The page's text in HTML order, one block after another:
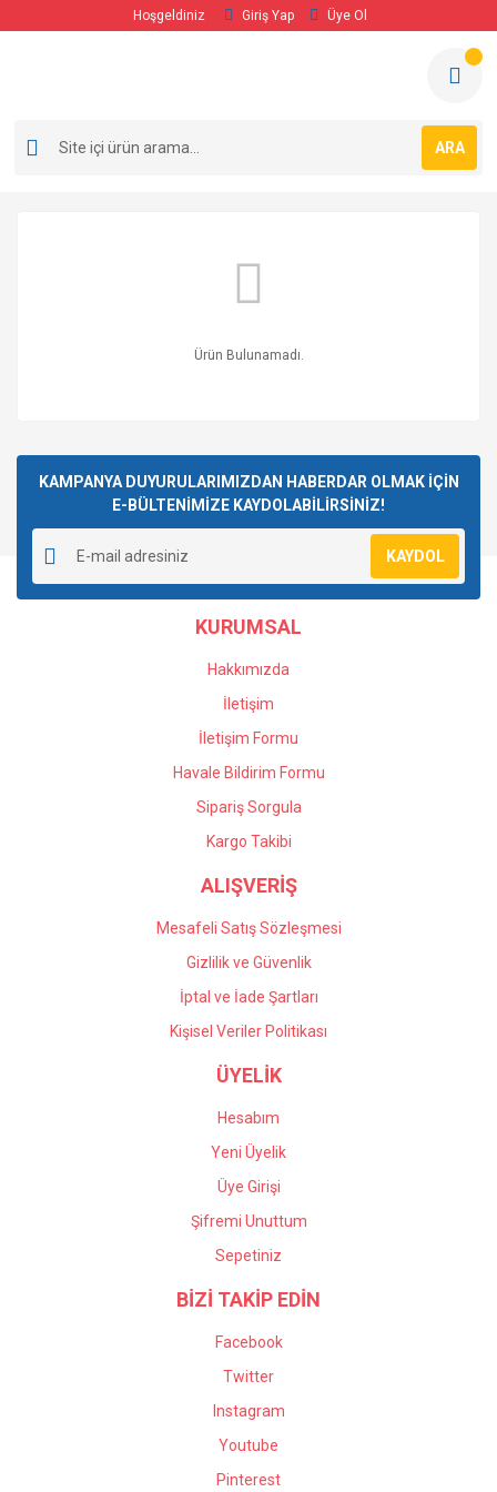
Hoşgeldiniz Giriş Yap Üye Ol
ARA
Ürün Bulunamadı.
KAMPANYA DUYURULARIMIZDAN HABERDAR OLMAK İÇİN
E-BÜLTENİMİZE KAYDOLABİLİRSİNİZ!
KAYDOL
KURUMSAL
Hakkımızda
İletişim
İletişim Formu
Havale Bildirim Formu
Sipariş Sorgula
Kargo Takibi
ALIŞVERİŞ
Mesafeli Satış Sözleşmesi
Gizlilik ve Güvenlik
İptal ve İade Şartları
Kişisel Veriler Politikası
ÜYELİK
Hesabım
Yeni Üyelik
Üye Girişi
Şifremi Unuttum
Sepetiniz
BİZİ TAKİP EDİN
Facebook
Twitter
Instagram
Youtube
Pinterest